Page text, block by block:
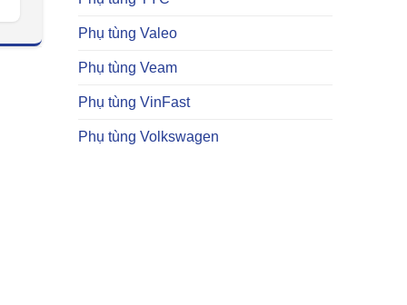
Phụ tùng Valeo
Phụ tùng Veam
Phụ tùng VinFast
Phụ tùng Volkswagen